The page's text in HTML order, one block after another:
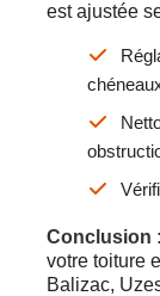
est ajustée
Conclusion :
votre toiture
Balizac,